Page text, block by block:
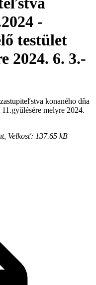
-
testület
2024. 6. 3.-
konaného dňa
melyre 2024.
Velkosť: 137.65 kB